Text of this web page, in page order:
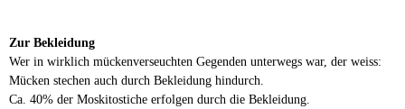
Zur Bekleidung
Wer in wirklich mückenverseuchten Gegenden unterwegs war, der weiss:
Mücken stechen auch durch Bekleidung hindurch.
Ca. 40% der Moskitostiche erfolgen durch die Bekleidung.